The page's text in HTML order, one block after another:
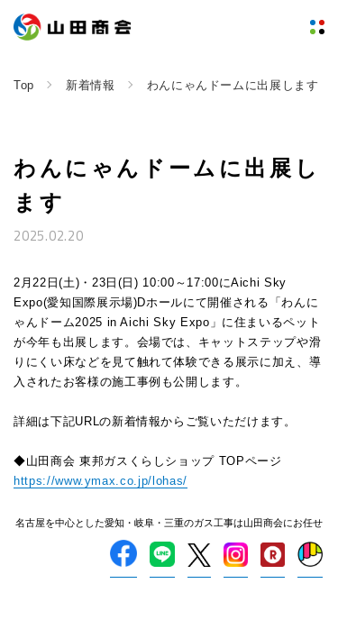
Top 新着情報 わんにゃんドームに出展します
わんにゃんドームに出展し
ます
2025.02.20
2月22日(土)・23日(日) 10:00～17:00にAichi Sky
Expo(愛知国際展示場)Dホールにて開催される「わんに
ゃんドーム2025 in Aichi Sky Expo」に住まいるペット
が今年も出展します。会場では、キャットステップや滑
りにくい床などを見て触れて体験できる展示に加え、導
入されたお客様の施工事例も公開します。
詳細は下記URLの新着情報からご覧いただけます。
◆山田商会 東邦ガスくらしショップ TOPページ
https://www.ymax.co.jp/lohas/
名古屋を中心とした愛知・岐阜・三重のガス工事は山田商会にお任せ